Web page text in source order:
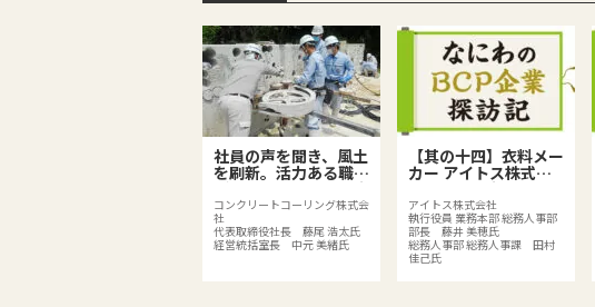
社員の声を聞き、風土
を刷新。活力ある職場
がイノベーションを生
む！
コンクリートコーリング株式会
社
代表取締役社長 藤尾 浩太氏
経営統括室長 中元 美緒氏
【其の十四】衣料メー
カー アイトス株式会
社のBCPは生産体制の
分散化、BCPの取り組
みで既存のリスク対策
を強化
アイトス株式会社
執行役員 業務本部 総務人事部
部長 藤井 美穂氏
総務人事部 総務人事課 田村
佳己氏